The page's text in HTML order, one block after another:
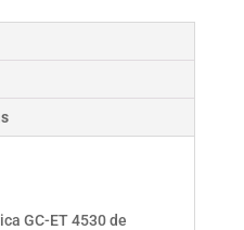
GC-ET 4530 de